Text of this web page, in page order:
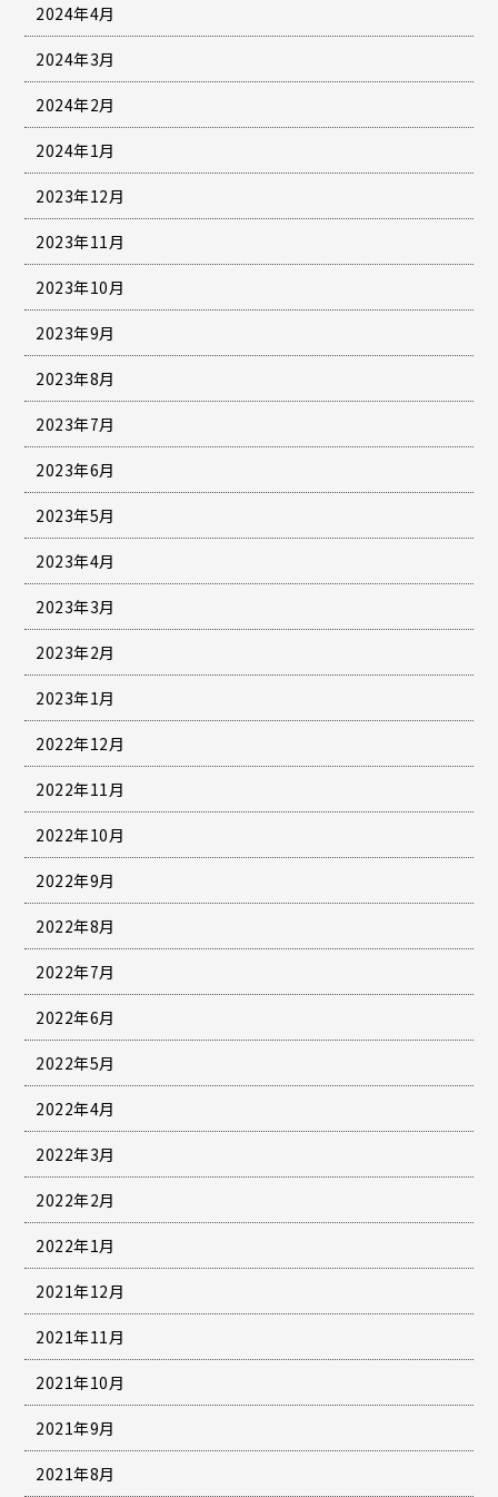
2024年4月
2024年3月
2024年2月
2024年1月
2023年12月
2023年11月
2023年10月
2023年9月
2023年8月
2023年7月
2023年6月
2023年5月
2023年4月
2023年3月
2023年2月
2023年1月
2022年12月
2022年11月
2022年10月
2022年9月
2022年8月
2022年7月
2022年6月
2022年5月
2022年4月
2022年3月
2022年2月
2022年1月
2021年12月
2021年11月
2021年10月
2021年9月
2021年8月